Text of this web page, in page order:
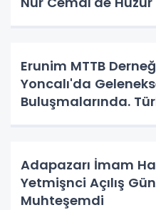
Erunim MTTB
Yoncalı'da
Buluşmalarında.
Adapazarı İmam
Yetmişnci Açılış
Muhteşemdi